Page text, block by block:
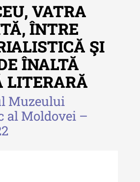
istorice"
istorice" - XLIV
istorice" - XLIII
istorice" - XLII -
VATRA
ÎNTRE
ŞI
ÎNALTĂ
LITERARĂ
Muzeului
al Moldovei –